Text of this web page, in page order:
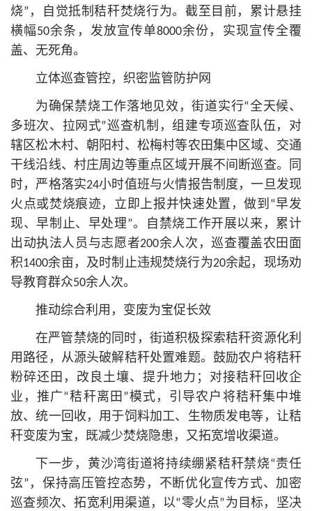
烧”，自觉抵制秸秆焚烧行为。截至目前，累计悬挂
横幅50余条，发放宣传单8000余份，实现宣传全覆
盖、无死角。
立体巡查管控，织密监管防护网
为确保禁烧工作落地见效，街道实行“全天候、
多班次、拉网式”巡查机制，组建专项巡查队伍，对
辖区松木村、朝阳村、松梅村等农田集中区域、交通
干线沿线、村庄周边等重点区域开展不间断巡查。同
时，严格落实24小时值班与火情报告制度，一旦发现
火点或焚烧痕迹，立即上报并快速处置，做到“早发
现、早制止、早处理”。自禁烧工作开展以来，累计
出动执法人员与志愿者200余人次，巡查覆盖农田面
积1400余亩，及时制止违规焚烧行为20余起，现场劝
导教育群众50余人次。
推动综合利用，变废为宝促长效
在严管禁烧的同时，街道积极探索秸秆资源化利
用路径，从源头破解秸秆处置难题。鼓励农户将秸秆
粉碎还田，改良土壤、提升地力；对接秸秆回收企
业，推广“秸秆离田”模式，引导农户将秸秆集中堆
放、统一回收，用于饲料加工、生物质发电等，让秸
秆变废为宝，既减少焚烧隐患，又拓宽增收渠道。
下一步，黄沙湾街道将持续绷紧秸秆禁烧“责任
弦”，保持高压管控态势，不断优化宣传方式、加密
巡查频次、拓宽利用渠道，以“零火点”为目标，坚决